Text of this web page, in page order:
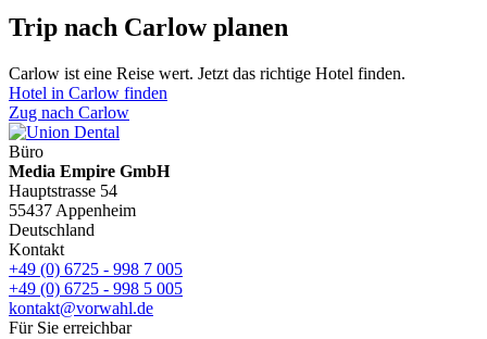
Trip nach Carlow planen
Carlow ist eine Reise wert. Jetzt das richtige Hotel finden.
Hotel in Carlow finden
Zug nach Carlow
Büro
Media Empire GmbH
Hauptstrasse 54
55437 Appenheim
Deutschland
Kontakt
+49 (0) 6725 - 998 7 005
+49 (0) 6725 - 998 5 005
kontakt@vorwahl.de
Für Sie erreichbar